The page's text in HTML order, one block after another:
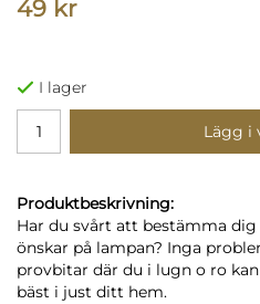
49 kr
I lager
Lägg i
Produktbeskrivning:
Har du svårt att bestämma
önskar på lampan? Inga
provbitar där du i lugn o ro
bäst i just ditt hem.